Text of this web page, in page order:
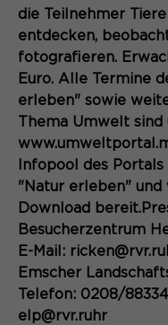
Zweck
Sie
zu
offen
einem
ID als
"hash-
Name
Name _pk_id*
Anbieter
Laufzeit 13
Zweck
Dient
Name
Anbieter
Laufzeit
Cookie-
Aktivierung
Diese Cookies
Übersetzung der
Name
Anbieter
Laufzeit 1 Jahr
Zweck
Cookie-
die Teilnehmer
entdecken,
fotografieren.
Euro. Alle Termine
erleben" sowie
Thema Umwelt sind
Infopool des
"Natur erleben" und
Download
Besucherzentrum
E-Mail:
Emscher
Telefon: 0208/
elp@rvr.ruhr